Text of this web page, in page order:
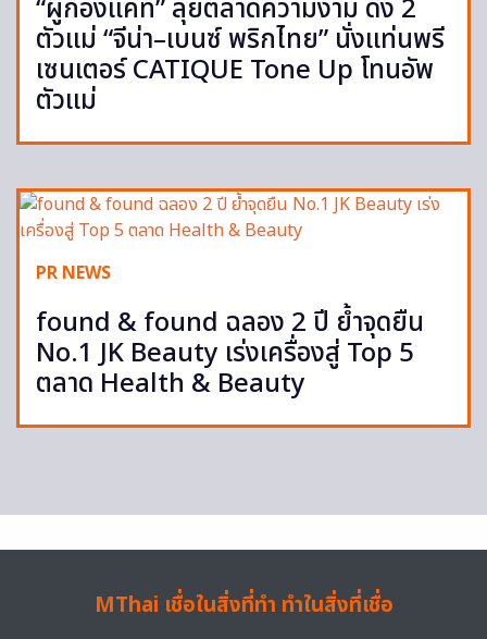
“ผู้กองแคท” ลุยตลาดความงาม ดึง 2
ตัวแม่ “จีน่า–เบนซ์ พริกไทย” นั่งแท่นพรี
เซนเตอร์ CATIQUE Tone Up โทนอัพ
ตัวแม่
PR NEWS
found & found ฉลอง 2 ปี ย้ำจุดยืน
No.1 JK Beauty เร่งเครื่องสู่ Top 5
ตลาด Health & Beauty
MThai เชื่อในสิ่งที่ทำ ทำในสิ่งที่เชื่อ